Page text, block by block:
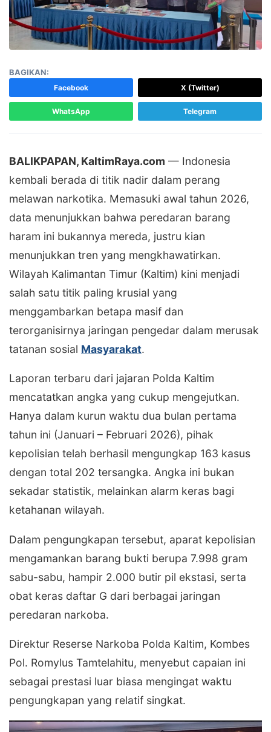
BAGIKAN:
Facebook X (Twitter)
WhatsApp Telegram
BALIKPAPAN, KaltimRaya.com — Indonesia
kembali berada di titik nadir dalam perang
melawan narkotika. Memasuki awal tahun 2026,
data menunjukkan bahwa peredaran barang
haram ini bukannya mereda, justru kian
menunjukkan tren yang mengkhawatirkan.
Wilayah Kalimantan Timur (Kaltim) kini menjadi
salah satu titik paling krusial yang
menggambarkan betapa masif dan
terorganisirnya jaringan pengedar dalam merusak
tatanan sosial Masyarakat.
​Laporan terbaru dari jajaran Polda Kaltim
mencatatkan angka yang cukup mengejutkan.
Hanya dalam kurun waktu dua bulan pertama
tahun ini (Januari – Februari 2026), pihak
kepolisian telah berhasil mengungkap 163 kasus
dengan total 202 tersangka. Angka ini bukan
sekadar statistik, melainkan alarm keras bagi
ketahanan wilayah.
Dalam pengungkapan tersebut, aparat kepolisian
mengamankan barang bukti berupa 7.998 gram
sabu-sabu, hampir 2.000 butir pil ekstasi, serta
obat keras daftar G dari berbagai jaringan
peredaran narkoba.
Direktur Reserse Narkoba Polda Kaltim, Kombes
Pol. Romylus Tamtelahitu, menyebut capaian ini
sebagai prestasi luar biasa mengingat waktu
pengungkapan yang relatif singkat.